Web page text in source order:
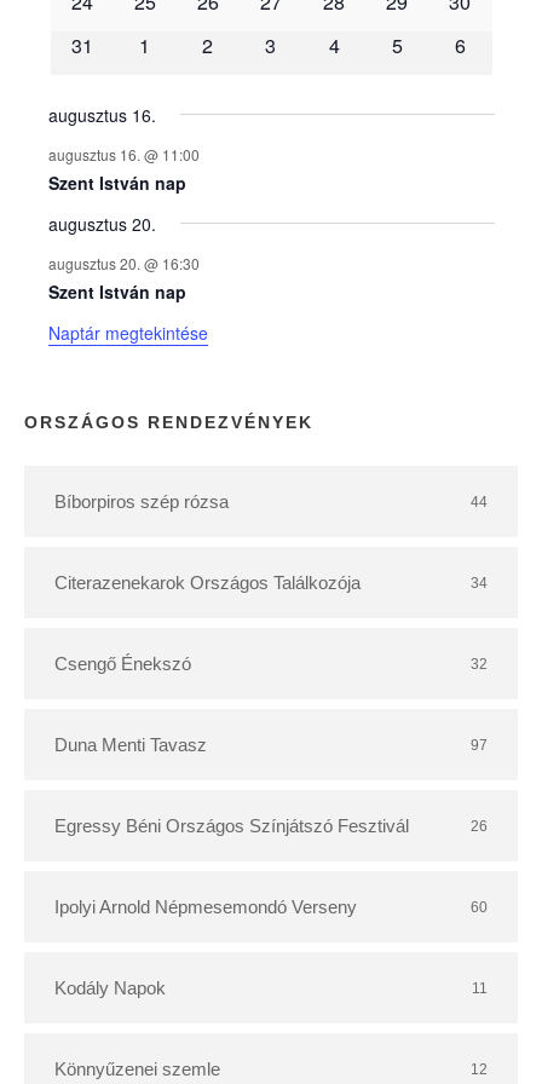
é
n
y
e
k
n
a
p
r
31
1 2 3 4 5 6
augusztus 16.
augusztus 16. @ 11:00
Szent István nap
augusztus 20.
augusztus 20. @ 16:30
Szent István nap
Naptár megtekintése
ORSZÁGOS RENDEZVÉNYEK
Bíborpiros szép rózsa 44
Citerazenekarok Országos Találkozója 34
Csengő Énekszó 32
Duna Menti Tavasz 97
Egressy Béni Országos Színjátszó Fesztivál 26
Ipolyi Arnold Népmesemondó Verseny 60
Kodály Napok 11
Könnyűzenei szemle 12